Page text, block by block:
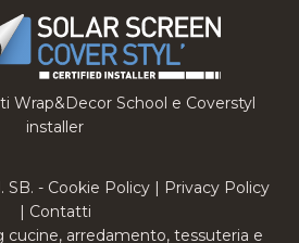
Wrap&Decor School e Coverstyl
installer
SB. - Cookie Policy| Privacy Policy
| Contatti
cucine, arredamento, tessuteria e